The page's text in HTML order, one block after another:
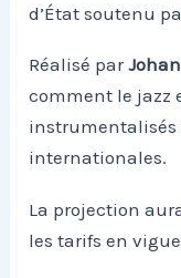
d’État soutenu
Réalisé par
comment le jazz
internationales.
La projection
les tarifs en